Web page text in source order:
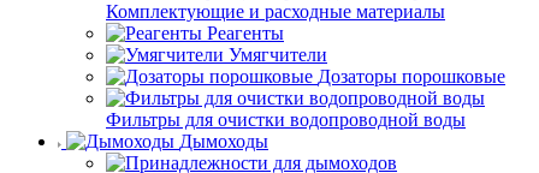
Комплектующие и расходные материалы
Реагенты
Умягчители
Дозаторы порошковые
Фильтры для очистки водопроводной воды
Дымоходы